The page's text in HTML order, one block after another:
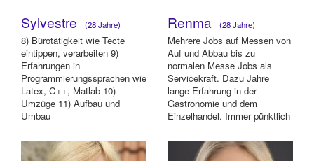
Sylvestre (28 Jahre)
8) Bürotätigkeit wie Tecte
eintippen, verarbeiten 9)
Erfahrungen in
Programmierungssprachen wie
Latex, C++, Matlab 10)
Umzüge 11) Aufbau und
Umbau
Renma (28 Jahre)
Mehrere Jobs auf Messen von
Auf und Abbau bis zu
normalen Messe Jobs als
Servicekraft. Dazu Jahre
lange Erfahrung in der
Gastronomie und dem
Einzelhandel. Immer pünktlich
Z...